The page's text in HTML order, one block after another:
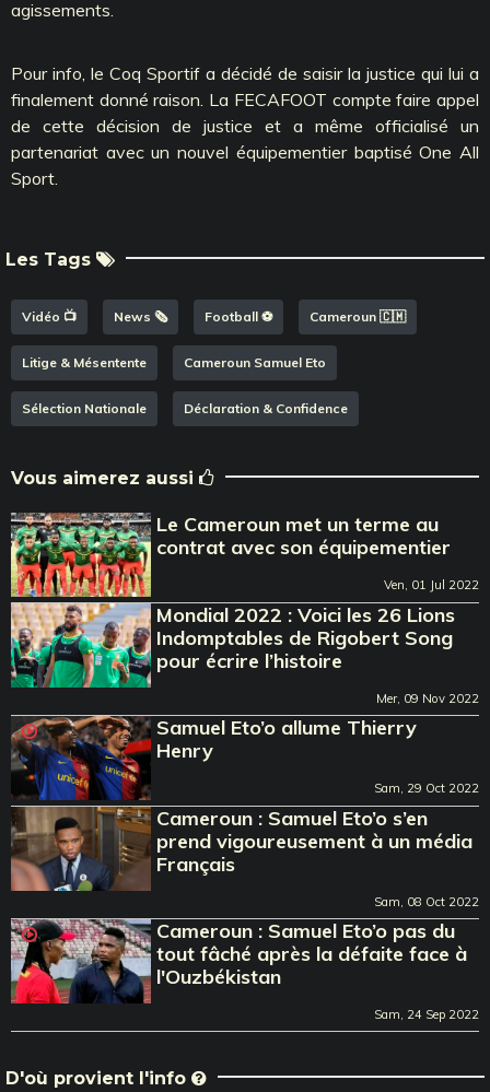
agissements.
Pour info, le Coq Sportif a décidé de saisir la justice qui lui a
finalement donné raison. La FECAFOOT compte faire appel
de cette décision de justice et a même officialisé un
partenariat avec un nouvel équipementier baptisé One All
Sport.
Les Tags
Vidéo 📺 News 🗞️ Football ⚽️ Cameroun 🇨🇲
Litige & Mésentente Cameroun Samuel Eto
Sélection Nationale Déclaration & Confidence
Vous aimerez aussi
Le Cameroun met un terme au
contrat avec son équipementier
Ven, 01 Jul 2022
Mondial 2022 : Voici les 26 Lions
Indomptables de Rigobert Song
pour écrire l’histoire
Mer, 09 Nov 2022
Samuel Eto’o allume Thierry
Henry
Sam, 29 Oct 2022
Cameroun : Samuel Eto’o s’en
prend vigoureusement à un média
Français
Sam, 08 Oct 2022
Cameroun : Samuel Eto’o pas du
tout fâché après la défaite face à
l'Ouzbékistan
Sam, 24 Sep 2022
D'où provient l'info